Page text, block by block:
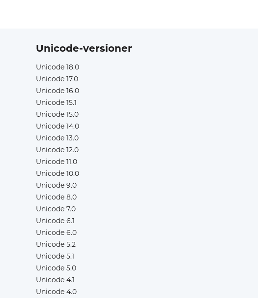
Unicode-versioner
Unicode 18.0
Unicode 17.0
Unicode 16.0
Unicode 15.1
Unicode 15.0
Unicode 14.0
Unicode 13.0
Unicode 12.0
Unicode 11.0
Unicode 10.0
Unicode 9.0
Unicode 8.0
Unicode 7.0
Unicode 6.1
Unicode 6.0
Unicode 5.2
Unicode 5.1
Unicode 5.0
Unicode 4.1
Unicode 4.0